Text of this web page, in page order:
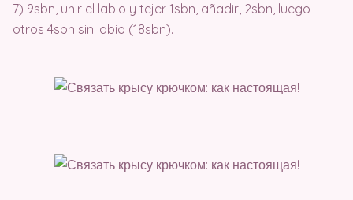
7) 9sbn, unir el labio y tejer 1sbn, añadir, 2sbn, luego
otros 4sbn sin labio (18sbn).